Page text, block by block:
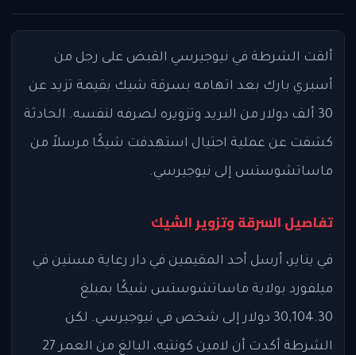
ألقت الشرطة في نيوجيرسي القبض على رجل من
أسبري بارك بعد اتهامه بسرقة شيك بقيمة تزيد عن
30 ألف دولار من البريد وتزويره لصرفه لنفسه. الحادثة
كشفت عن عملية احتيال استهدفت شيكًا مرسلاً من
ماساتشوستس إلى نيوجيرسي.
تفاصيل السرقة وتزوير الشيك
في يناير، أرسل أحد المقيمين في دار رعاية مسنين في
ميلفورد بولاية ماساتشوستس شيكًا بمبلغ
30,104.30 دولار إلى شخص في نيوجيرسي. لكن
الشرطة أكدت أن لامين كونتيه، البالغ من العمر 27